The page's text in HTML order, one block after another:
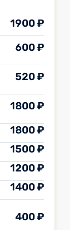
1900 ₽
600 ₽
520 ₽
1800 ₽
1800 ₽
1500 ₽
1200 ₽
1400 ₽
400 ₽